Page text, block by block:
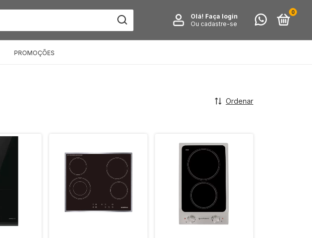
Olá! Faça login
Ou cadastre-se
0
PROMOÇÕES
Ordenar